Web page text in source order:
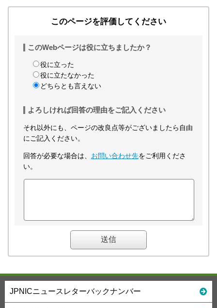
このページを評価してください
このWebページは役に立ちましたか？
役に立った
役に立たなかった
どちらとも言えない
よろしければ回答の理由をご記入ください
それ以外にも、ページの改良点等がございましたら自由
にご記入ください。
回答が必要な場合は、 お問い合わせ先をご利用くださ
い。
JPNICニュースレターバックナンバー